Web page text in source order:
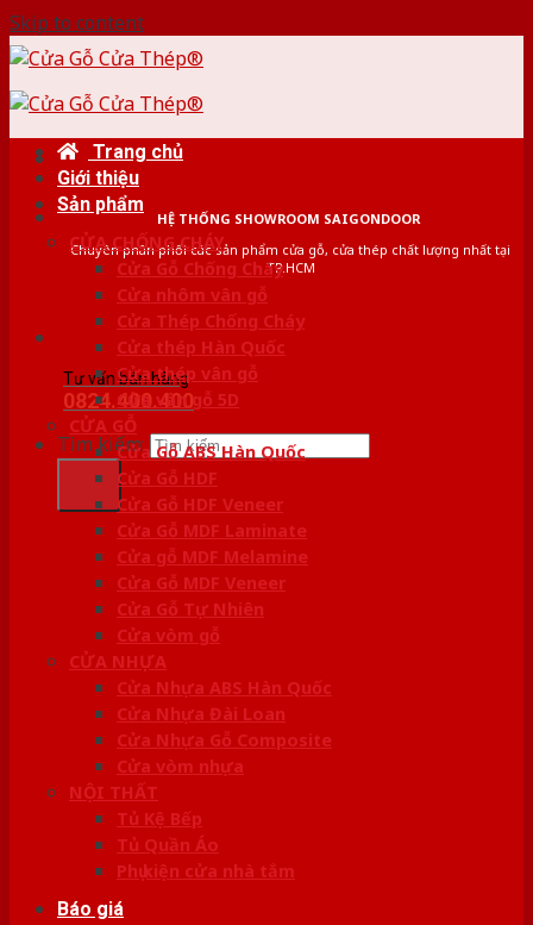
Skip to content
HỆ THỐNG SHOWROOM SAIGONDOOR
Chuyên phân phối các sản phẩm cửa gỗ, cửa thép chất lượng nhất tại
TP.HCM
Tư vấn bán hàng
0824.400.400
Tìm kiếm:
Trang chủ
Giới thiệu
Sản phẩm
CỬA CHỐNG CHÁY
Cửa Gỗ Chống Cháy
Cửa nhôm vân gỗ
Cửa Thép Chống Cháy
Cửa thép Hàn Quốc
Cửa thép vân gỗ
Cửa vân gỗ 5D
CỬA GỖ
Cửa Gỗ ABS Hàn Quốc
Cửa Gỗ HDF
Cửa Gỗ HDF Veneer
Cửa Gỗ MDF Laminate
Cửa gỗ MDF Melamine
Cửa Gỗ MDF Veneer
Cửa Gỗ Tự Nhiên
Cửa vòm gỗ
CỬA NHỰA
Cửa Nhựa ABS Hàn Quốc
Cửa Nhựa Đài Loan
Cửa Nhựa Gỗ Composite
Cửa vòm nhựa
NỘI THẤT
Tủ Kệ Bếp
Tủ Quần Áo
Phụ kiện cửa nhà tắm
Báo giá